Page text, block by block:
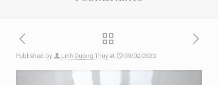
Published by Linh Duong Thuy at 09/02/2023